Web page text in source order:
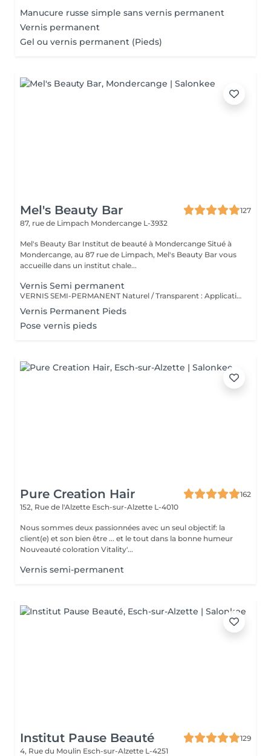
Manucure russe simple sans vernis permanent
Vernis permanent
Gel ou vernis permanent (Pieds)
Mel's Beauty Bar
127
87, rue de Limpach Mondercange L-3932
Mel's Beauty Bar Institut de beauté à Mondercange Situé à
Mondercange, au 87 rue de Limpach, Mel's Beauty Bar vous
accueille dans un institut chale...
Vernis Semi permanent
VERNIS SEMI-PERMANENT Naturel / Transparent : Application d'un vernis semi-permanent neutre pour un effet soigné et discret. Couleur : Vernis semi-permanent coloré avec tenue longue durée (2-3 semaines). French : Bord libre blanc et base nude pour un look classique et élégant. Baby-Boomer : Dégradé subtil entre le blanc et le rose, effet fondu très tendance. Semi + Déco : Ajout de décoration (strass, paillettes, dessins) sur vernis semi-permanent. Gainage : Renforcement de l'ongle naturel avec rubber base + vernis semi-permanent pour plus de tenue.
Vernis Permanent Pieds
Pose vernis pieds
Pure Creation Hair
162
152, Rue de l'Alzette Esch-sur-Alzette L-4010
Nous sommes deux passionnées avec un seul objectif: la
client(e) et son bien être ... et le tout dans la bonne humeur
Nouveauté coloration Vitality'...
Vernis semi-permanent
Institut Pause Beauté
129
4, Rue du Moulin Esch-sur-Alzette L-4251